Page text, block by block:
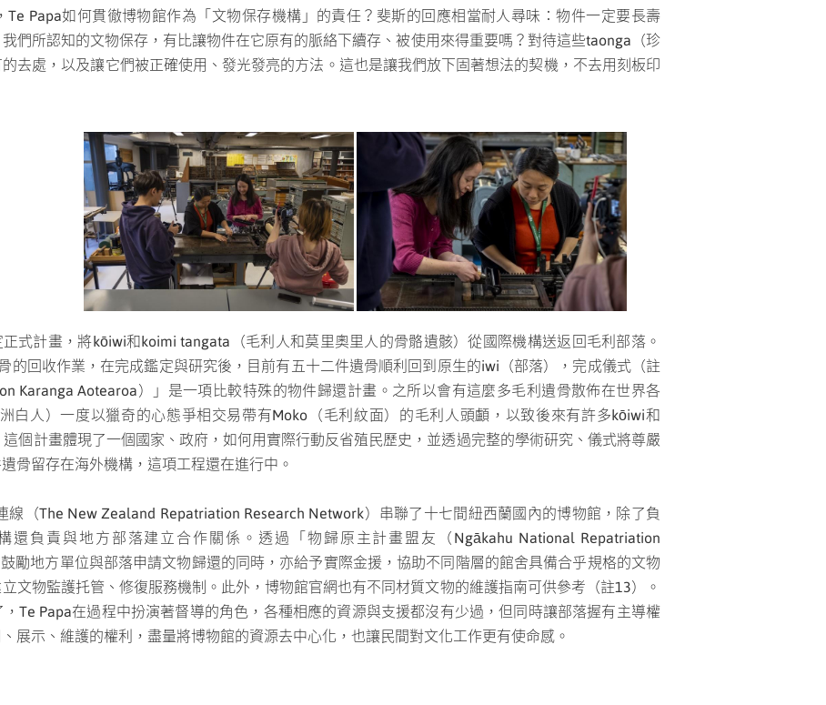
Papa如何貫徹博物館作為「文物保存機構」的責任？斐斯的回應相當耐人尋味：物件一定要長壽
們所認知的文物保存，有比讓物件在它原有的脈絡下續存、被使用來得重要嗎？對待這些taonga（珍
去處，以及讓它們被正確使用、發光發亮的方法。這也是讓我們放下固著想法的契機，不去用刻板印
位於威靈頓的Wai-te-ata印刷（2021）。 攝影：
Daniel Crichton-Rouse，圖片來源：Te Papa（17
右）在位於威靈頓的Wai-te-ata印刷。賀雅文是
來自台灣，目前定居在紐西蘭的第1.5代移民
（2021）。 攝影：Daniel Crichton-Rouse， 圖片來
源：Te Papa（1
式計畫，將kōiwi和koimi tangata（毛利人和莫里奧里人的骨骼遺骸）從國際機構送返回毛利部落。
的回收作業，在完成鑑定與研究後，目前有五十二件遺骨順利回到原生的iwi（部落），完成儀式（註
Karanga Aotearoa）」是一項比較特殊的物件歸還計畫。之所以會有這麼多毛利遺骨散佈在世界各
白人）一度以獵奇的心態爭相交易帶有Moko（毛利紋面）的毛利人頭顱，以致後來有許多kōiwi和
個計畫體現了一個國家、政府，如何用實際行動反省殖民歷史，並透過完整的學術研究、儀式將尊嚴
骨留存在海外機構，這項工程還在進行中。
線（The New Zealand Repatriation Research Network）串聯了十七間紐西蘭國內的博物館，除了負
還負責與地方部落建立合作關係。透過「物歸原主計畫盟友（Ngākahu National Repatriation
勵地方單位與部落申請文物歸還的同時，亦給予實際金援，協助不同階層的館舍具備合乎規格的文物
文物監護托管、修復服務機制。此外，博物館官網也有不同材質文物的維護指南可供參考（註13）。
Te Papa在過程中扮演著督導的角色，各種相應的資源與支援都沒有少過，但同時讓部落握有主導權
展示、維護的權利，盡量將博物館的資源去中心化，也讓民間對文化工作更有使命感。